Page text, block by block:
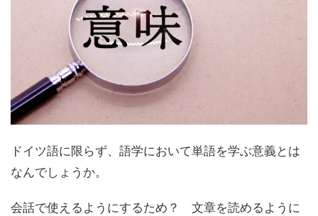
ドイツ語に限らず、語学において単語を学ぶ意義とは
なんでしょうか。
会話で使えるようにするため？ 文章を読めるように